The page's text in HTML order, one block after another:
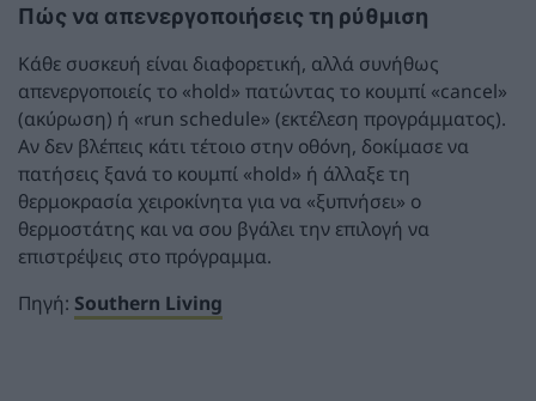
Πώς να απενεργοποιήσεις τη ρύθμιση
Κάθε συσκευή είναι διαφορετική, αλλά συνήθως
απενεργοποιείς το «hold» πατώντας το κουμπί «cancel»
(ακύρωση) ή «run schedule» (εκτέλεση προγράμματος).
Αν δεν βλέπεις κάτι τέτοιο στην οθόνη, δοκίμασε να
πατήσεις ξανά το κουμπί «hold» ή άλλαξε τη
θερμοκρασία χειροκίνητα για να «ξυπνήσει» ο
θερμοστάτης και να σου βγάλει την επιλογή να
επιστρέψεις στο πρόγραμμα.
Πηγή: Southern Living